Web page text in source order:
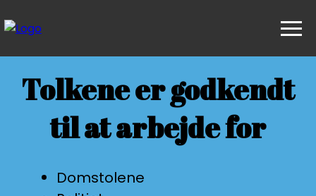
Tolkene er godkendt
til at arbejde for
Domstolene